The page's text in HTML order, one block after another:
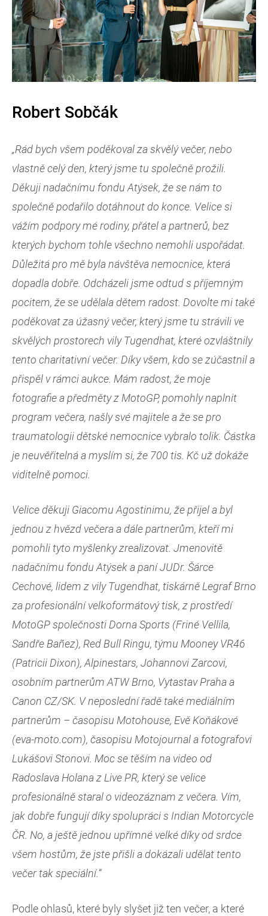
Robert Sobčák
„Rád bych všem poděkoval za skvělý večer, nebo
vlastně celý den, který jsme tu společně prožili.
Děkuji nadačnímu fondu Atýsek, že se nám to
společně podařilo dotáhnout do konce. Velice si
vážím podpory mé rodiny, přátel a partnerů, bez
kterých bychom tohle všechno nemohli uspořádat.
Důležitá pro mě byla návštěva nemocnice, která
dopadla dobře. Odcházeli jsme odtud s příjemným
pocitem, že se udělala dětem radost. Dovolte mi také
poděkovat za úžasný večer, který jsme tu strávili ve
skvělých prostorech vily Tugendhat, které ozvláštnily
tento charitativní večer. Díky všem, kdo se zúčastnil a
přispěl v rámci aukce. Mám radost, že moje
fotografie a předměty z MotoGP, pomohly naplnit
program večera, našly své majitele a že se pro
traumatologii dětské nemocnice vybralo tolik. Částka
je neuvěřitelná a myslím si, že 700 tis. Kč už dokáže
viditelně pomoci.
Velice děkuji Giacomu Agostinimu, že přijel a byl
jednou z hvězd večera a dále partnerům, kteří mi
pomohli tyto myšlenky zrealizovat. Jmenovitě
nadačnímu fondu Atýsek a paní JUDr. Šárce
Cechové, lidem z vily Tugendhat, tiskárně Legraf Brno
za profesionální velkoformátový tisk, z prostředí
MotoGP společnosti Dorna Sports (Friné Vellila,
Sandře Bañez), Red Bull Ringu, týmu Mooney VR46
(Patricii Dixon), Alpinestars, Johannovi Zarcovi,
osobním partnerům ATW Brno, Vytastav Praha a
Canon CZ/SK. V neposlední řadě také mediálním
partnerům – časopisu Motohouse, Evě Koňákové
(eva-moto.com), časopisu Motojournal a fotografovi
Lukášovi Stonovi. Moc se těším na video od
Radoslava Holana z Live PR, který se velice
profesionálně staral o videozáznam z večera. Vím,
jak dobře fungují díky spolupráci s Indian Motorcycle
ČR. No, a ještě jednou upřímné velké díky od srdce
všem hostům, že jste přišli a dokázali udělat tento
večer tak speciální.“
Podle ohlasů, které byly slyšet již ten večer, a které